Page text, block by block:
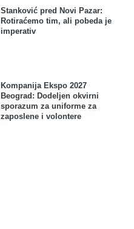
Stanković pred Novi Pazar:
Rotiraćemo tim, ali pobeda je
imperativ
Kompanija Ekspo 2027
Beograd: Dodeljen okvirni
sporazum za uniforme za
zaposlene i volontere